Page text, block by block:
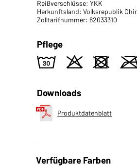
Reißverschlüsse: YKK
Herkunftsland: Volksrepublik
Zolltarifnummer: 62033310
Pflege
w o d
Downloads
Produktdatenblatt
Verfügbare Farben